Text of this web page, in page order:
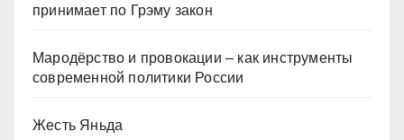
принимает по Грэму закон
Мародёрство и провокации – как инструменты
современной политики России
Жесть Яньда